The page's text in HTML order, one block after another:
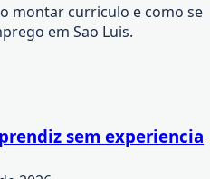
montar curriculo e como se
em Sao Luis.
sem experiencia